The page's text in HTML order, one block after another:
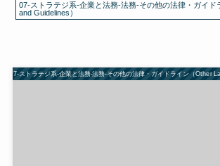
07-ストラテジ系-企業と法務-法務-その他の法律・ガイド
and Guidelines）
07-ストラテジ系-企業と法務-法務-その他の法律・ガイドライン（Other